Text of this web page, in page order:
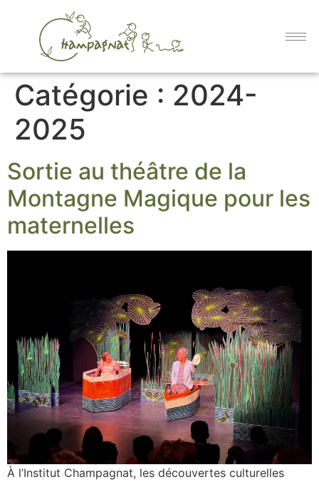
Catégorie : 2024-
2025
Sortie au théâtre de la
Montagne Magique pour les
maternelles
À l’Institut Champagnat, les découvertes culturelles